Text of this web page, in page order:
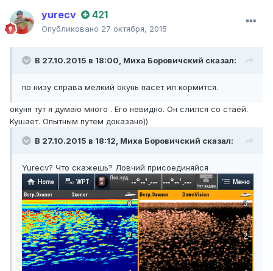
yurecv 421
Опубликовано 27 октября, 2015
В 27.10.2015 в 18:00, Миха Боровичский сказал:
по низу справа мелкий окунь пасет ил кормится.
окуня тут я думаю много . Его невидно. Он слился со стаей.
Кушает. Опытным путем доказано))
В 27.10.2015 в 18:12, Миха Боровичский сказал:
Yurecv? Что скажешь? Ловчий присоединяйся